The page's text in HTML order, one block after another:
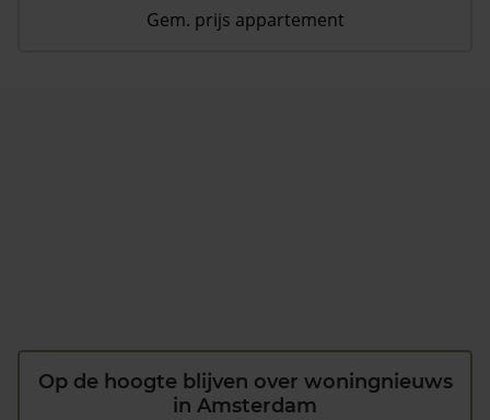
Gem. prijs appartement
Op de hoogte blijven over woningnieuws
in Amsterdam